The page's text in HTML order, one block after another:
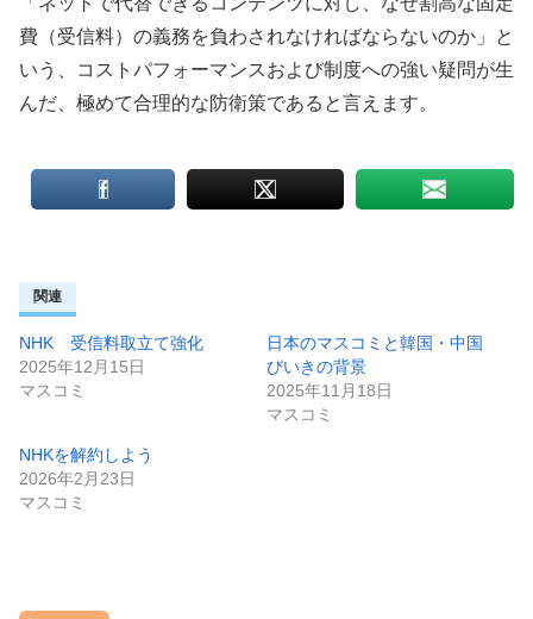
費（受信料）の義務を負わされなければならないのか」と
いう、コストパフォーマンスおよび制度への強い疑問が生
んだ、極めて合理的な防衛策であると言えます。
関連
NHK 受信料取立て強化
2025年12月15日
マスコミ
日本のマスコミと韓国・中国
びいきの背景
2025年11月18日
マスコミ
NHKを解約しよう
2026年2月23日
マスコミ